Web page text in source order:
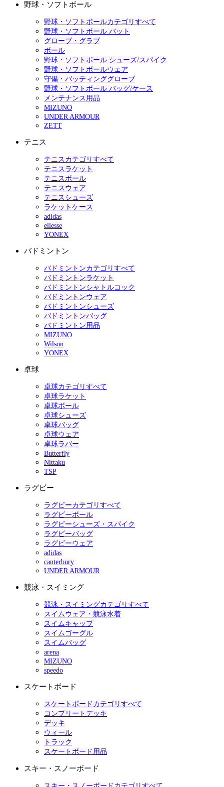
野球・ソフトボール
野球・ソフトボールカテゴリすべて
野球・ソフトボール バット
グローブ・グラブ
ボール
野球・ソフトボール シューズ/スパイク
野球・ソフトボールウェア
守備・バッティンググローブ
野球・ソフトボール バッグ/ケース
メンテナンス用品
MIZUNO
UNDER ARMOUR
ZETT
テニス
テニスカテゴリすべて
テニスラケット
テニスボール
テニスウェア
テニスシューズ
ラケットケース
adidas
ellesse
YONEX
バドミントン
バドミントンカテゴリすべて
バドミントンラケット
バドミントンシャトルコック
バドミントンウェア
バドミントンシューズ
バドミントンバッグ
バドミントン用品
MIZUNO
Wilson
YONEX
卓球
卓球カテゴリすべて
卓球ラケット
卓球ボール
卓球シューズ
卓球バッグ
卓球ウェア
卓球ラバー
Butterfly
Nittaku
TSP
ラグビー
ラグビーカテゴリすべて
ラグビーボール
ラグビーシューズ・スパイク
ラグビーバッグ
ラグビーウェア
adidas
canterbury
UNDER ARMOUR
競泳・スイミング
競泳・スイミングカテゴリすべて
スイムウェア・競泳水着
スイムキャップ
スイムゴーグル
スイムバッグ
arena
MIZUNO
speedo
スケートボード
スケートボードカテゴリすべて
コンプリートデッキ
デッキ
ウィール
トラック
スケートボード用品
スキー・スノーボード